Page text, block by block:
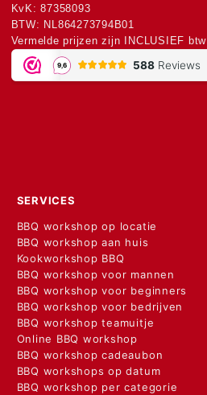
KvK: 87358093
BTW: NL864273794B01
Vermelde prijzen zijn INCLUSIEF btw
SERVICES
BBQ workshop op locatie
BBQ workshop aan huis
Kookworkshop BBQ
BBQ workshop voor mannen
BBQ workshop voor beginners
BBQ workshop voor bedrijven
BBQ workshop teamuitje
Online BBQ workshop
BBQ workshop cadeaubon
BBQ workshops op datum
BBQ workshop per categorie